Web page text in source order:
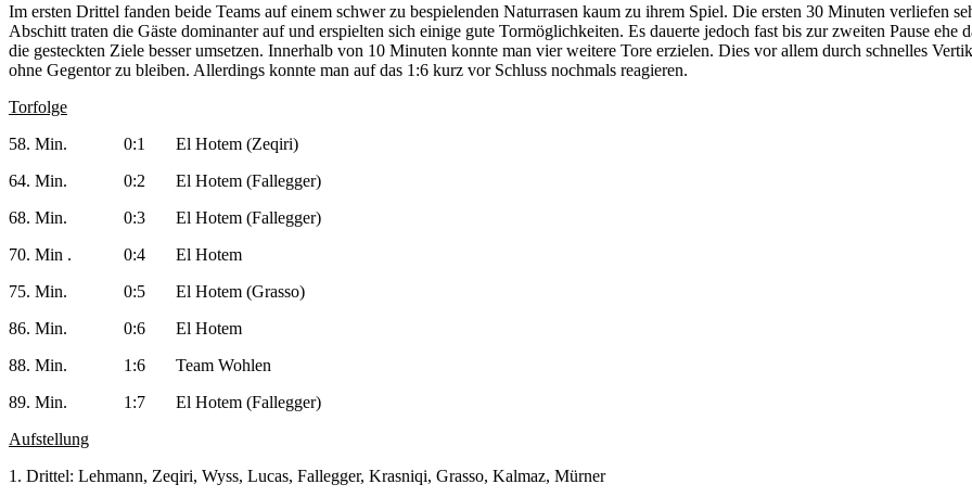
Im ersten Drittel fanden beide Teams auf einem schwer zu bespielenden Naturrasen kaum zu ihrem Spiel. Die ersten 30 Minuten verliefen
Abschitt traten die Gäste dominanter auf und erspielten sich einige gute Tormöglichkeiten. Es dauerte jedoch fast bis zur zweiten Pause
die gesteckten Ziele besser umsetzen. Innerhalb von 10 Minuten konnte man vier weitere Tore erzielen. Dies vor allem durch schnelles
ohne Gegentor zu bleiben. Allerdings konnte man auf das 1:6 kurz vor Schluss nochmals reagieren.
Torfolge
58. Min. 0:1 El Hotem (Zeqiri)
64. Min. 0:2 El Hotem (Fallegger)
68. Min. 0:3 El Hotem (Fallegger)
70. Min . 0:4 El Hotem
75. Min. 0:5 El Hotem (Grasso)
86. Min. 0:6 El Hotem
88. Min. 1:6 Team Wohlen
89. Min. 1:7 El Hotem (Fallegger)
Aufstellung
1. Drittel: Lehmann, Zeqiri, Wyss, Lucas, Fallegger, Krasniqi, Grasso, Kalmaz, Mürner